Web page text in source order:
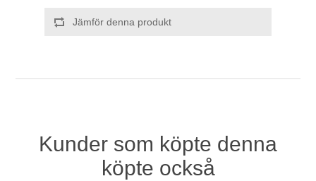
Jämför denna produkt
Kunder som köpte denna
köpte också